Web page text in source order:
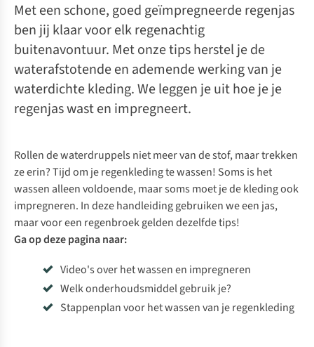
Met een schone, goed geïmpregneerde regenjas
ben jij klaar voor elk regenachtig
buitenavontuur. Met onze tips herstel je de
waterafstotende en ademende werking van je
waterdichte kleding. We leggen je uit hoe je je
regenjas wast en impregneert.
Rollen de waterdruppels niet meer van de stof, maar trekken
ze erin? Tijd om je regenkleding te wassen! Soms is het
wassen alleen voldoende, maar soms moet je de kleding ook
impregneren. In deze handleiding gebruiken we een jas,
maar voor een regenbroek gelden dezelfde tips!
Ga op deze pagina naar:
Video's over het wassen en impregneren
Welk onderhoudsmiddel gebruik je?
Stappenplan voor het wassen van je regenkleding